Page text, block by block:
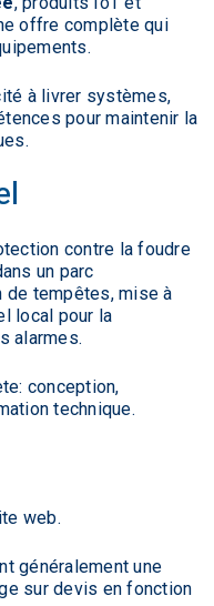
offre complète qui
à livrer systèmes,
pour maintenir la
contre la foudre
un parc
de tempêtes, mise à
local pour la
alarmes.
conception,
technique.
web.
généralement une
sur devis en fonction